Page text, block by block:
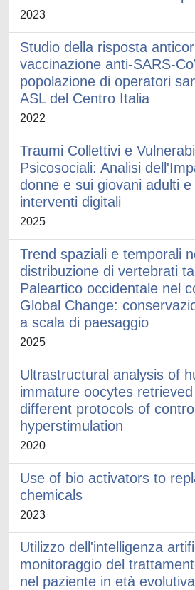
2023
Studio della risposta
vaccinazione anti-SARS-
popolazione di operatori
ASL del Centro Italia
2022
Traumi Collettivi e
Psicosociali: Analisi
donne e sui giovani adulti e
interventi digitali
2025
Trend spaziali e temporali
distribuzione di vertebrati
Paleartico occidentale nel
Global Change:
a scala di paesaggio
2025
Ultrastructural analysis of
immature oocytes
different protocols of
hyperstimulation
2020
Use of bio activators to
chemicals
2023
Utilizzo dell'intelligenza
monitoraggio del
nel paziente in età